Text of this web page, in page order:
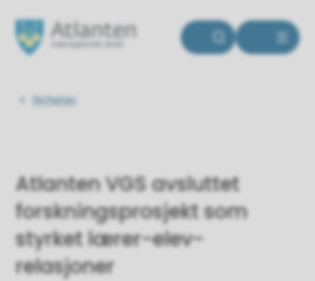
Atlanten videregående skole
Du er her:
Nyheter
Atlanten VGS avsluttet
forskningsprosjekt som
styrket lærer-elev-
relasjoner